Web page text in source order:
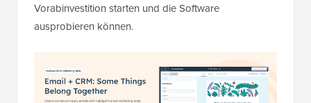
Vorabinvestition starten und die Software
ausprobieren können.